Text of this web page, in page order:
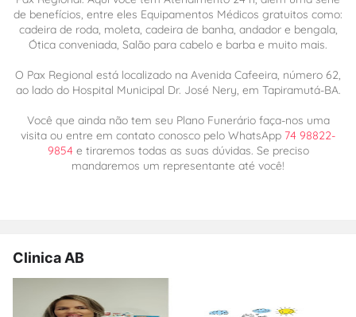
de benefícios, entre eles Equipamentos Médicos gratuitos como:
cadeira de roda, moleta, cadeira de banha, andador e bengala,
Ótica conveniada, Salão para cabelo e barba e muito mais.
O Pax Regional está localizado na Avenida Cafeeira, número 62,
ao lado do Hospital Municipal Dr. José Nery, em Tapiramutá-BA.
Você que ainda não tem seu Plano Funerário faça-nos uma
visita ou entre em contato conosco pelo WhatsApp 74 98822-
9854 e tiraremos todas as suas dúvidas. Se preciso
mandaremos um representante até você!
Clinica AB